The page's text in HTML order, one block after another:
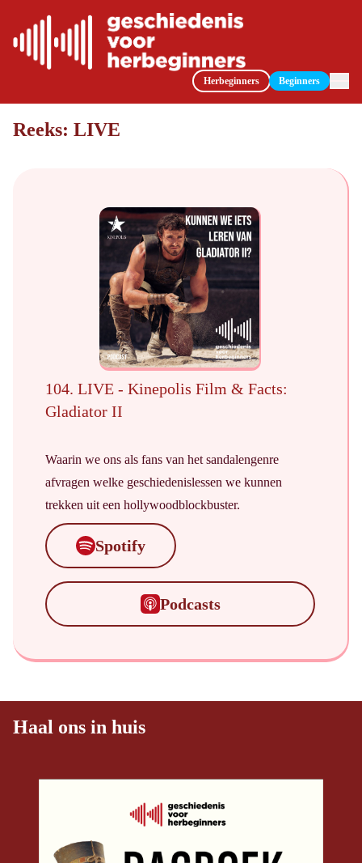
Herbeginners Beginners
Reeks: LIVE
104. LIVE - Kinepolis Film & Facts:
Gladiator II
Waarin we ons als fans van het sandalengenre
afvragen welke geschiedenislessen we kunnen
trekken uit een hollywoodblockbuster.
Spotify
Podcasts
Haal ons in huis